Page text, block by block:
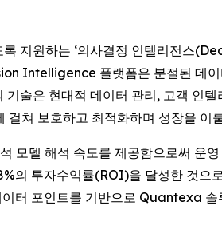
지원하는 ‘의사결정 인텔리전스
Intelligence 플랫폼은 분절된 데
술은 현대적 데이터 관리, 고객 인
쳐 보호하고 최적화하며 성장을 이
델 해석 속도를 제공함으로써 운영
의 투자수익률(ROI)을 달성한 것으
터 포인트를 기반으로 Quantexa 솔